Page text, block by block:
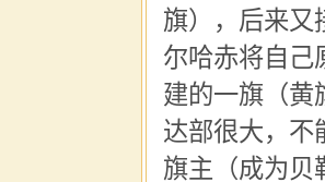
旗），后来又
尔哈赤将自己
建的一旗（黄
达部很大，不
旗主（成为 贝